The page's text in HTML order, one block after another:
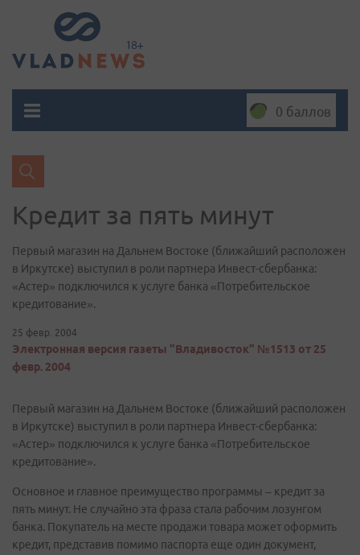
0 баллов
Кредит за пять минут
Первый магазин на Дальнем Востоке (ближайший расположен
в Иркутске) выступил в роли партнера Инвест-сбербанка:
«Астер» подключился к услуге банка «Потребительское
кредитование».
25 февр. 2004
Электронная версия газеты "Владивосток" №1513 от 25
февр. 2004
Первый магазин на Дальнем Востоке (ближайший расположен
в Иркутске) выступил в роли партнера Инвест-сбербанка:
«Астер» подключился к услуге банка «Потребительское
кредитование».
Основное и главное преимущество программы – кредит за
пять минут. Не случайно эта фраза стала рабочим лозунгом
банка. Покупатель на месте продажи товара может оформить
кредит, представив помимо паспорта еще один документ,